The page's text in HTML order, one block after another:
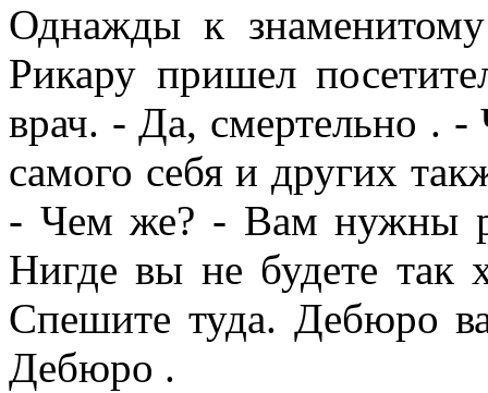
Однажды к
Рикару пришел
врач. - Да, смертельно . -
самого себя и других
- Чем же? - Вам нужны
Нигде вы не будете так
Спешите туда. Дебюро
Дебюро .